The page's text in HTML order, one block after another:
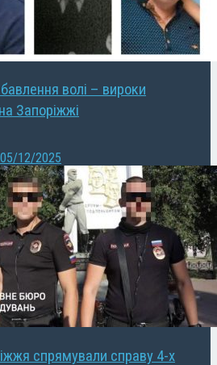
волі – вироки
Запоріжжі
05/12/2025
спрямували справу 4-х